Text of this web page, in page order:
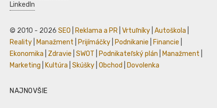
LinkedIn
© 2010 - 2026 SEO Reklama a PR Vrtuľníky Autoškola
Reality
Manažment Prijímáčky Podnikanie Financie
Ekonomika
Zdravie SWOT Podnikateľský plán Manažment
Marketing
Kultúra Skúšky Obchod Dovolenka
NAJNOVŠIE